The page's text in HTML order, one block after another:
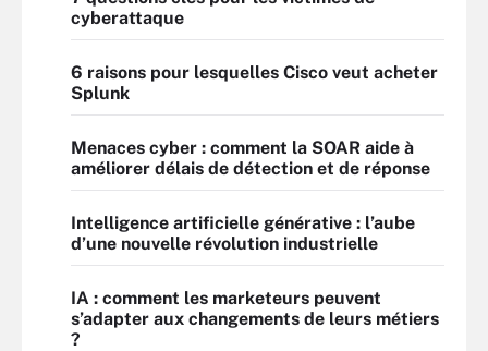
cyberattaque
6 raisons pour lesquelles Cisco veut acheter
Splunk
Menaces cyber : comment la SOAR aide à
améliorer délais de détection et de réponse
Intelligence artificielle générative : l’aube
d’une nouvelle révolution industrielle
IA : comment les marketeurs peuvent
s’adapter aux changements de leurs métiers
?